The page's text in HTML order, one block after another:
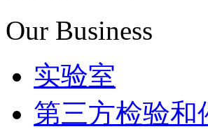
Our Business
实验室
第三方检验和